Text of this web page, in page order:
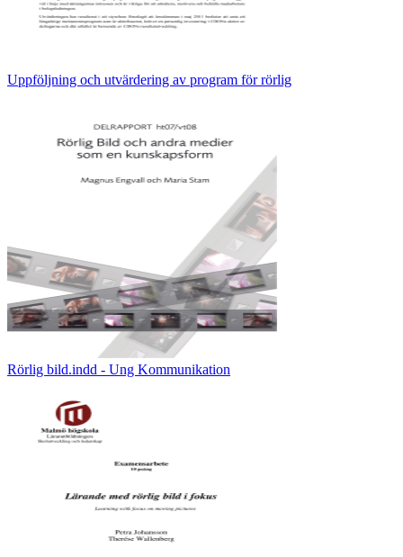
Uppföljning och utvärdering av program för rörlig
Rörlig bild.indd - Ung Kommunikation